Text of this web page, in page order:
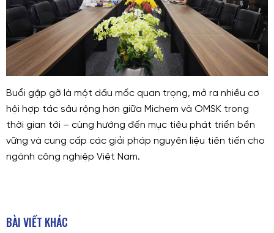
Buổi gặp gỡ là một dấu mốc quan trọng, mở ra nhiều cơ
hội hợp tác sâu rộng hơn giữa Michem và OMSK trong
thời gian tới – cùng hướng đến mục tiêu phát triển bền
vững và cung cấp các giải pháp nguyên liệu tiên tiến cho
ngành công nghiệp Việt Nam.
BÀI VIẾT KHÁC